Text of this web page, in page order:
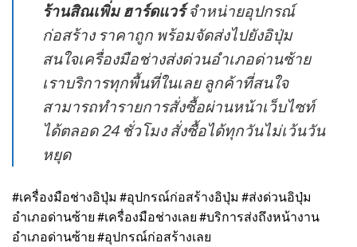
ร้านสิณเพิ่ม ฮาร์ดแวร์จำหน่ายอุปกรณ์
ก่อสร้าง ราคาถูก พร้อมจัดส่งไปยังอิปุ่ม
สนใจเครื่องมือช่างส่งด่วนอำเภอด่านซ้าย
เราบริการทุกพื้นที่ในเลย ลูกค้าที่สนใจ
สามารถทำรายการสั่งซื้อผ่านหน้าเว็บไซท์
ได้ตลอด 24 ชั่วโมง สั่งซื้อได้ทุกวันไม่เว้นวัน
หยุด
#เครื่องมือช่างอิปุ่ม #อุปกรณ์ก่อสร้างอิปุ่ม #ส่งด่วนอิปุ่ม
อำเภอด่านซ้าย #เครื่องมือช่างเลย #บริการส่งถึงหน้างาน
อำเภอด่านซ้าย #อุปกรณ์ก่อสร้างเลย